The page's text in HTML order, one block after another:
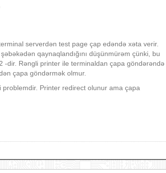
serverdən test page çap edəndə xəta verir.
qaynaqlandığını düşünmürəm çünki, bu
dir. Rəngli printer ile terminaldan çapa göndərəndə
çapa göndərmək olmur.
problemdir. Printer redirect olunur ama çapa